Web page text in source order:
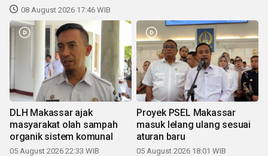
08 August 2026 17:46 WIB
DLH Makassar ajak
masyarakat olah sampah
organik sistem komunal
05 August 2026 22:33 WIB
Proyek PSEL Makassar
masuk lelang ulang sesuai
aturan baru
05 August 2026 18:01 WIB